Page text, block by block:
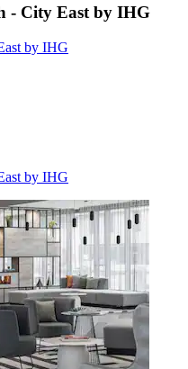
- City East by IHG
by IHG
by IHG